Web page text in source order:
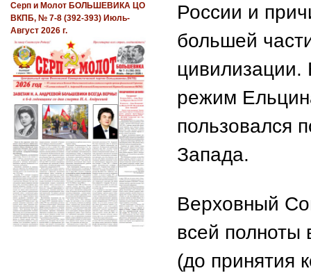
России и
большей
цивилизации.
режим
пользовался
Запада.
Верховный
всей полноты
(до принятия
Серп и Молот БОЛЬШЕВИКА ЦО
ВКПБ, № 7-8 (392-393) Июль-
Август 2026 г.